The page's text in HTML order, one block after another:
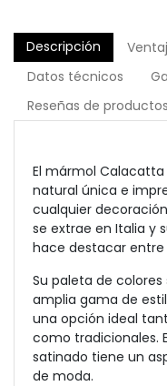
Descripción
Datos técnicos
Reseñas de productos
El mármol
natural única e
cualquier
se extrae en Italia y
hace destacar
Su paleta de
amplia gama de
una opción ideal
como tradicionales.
satinado tiene un
de moda.